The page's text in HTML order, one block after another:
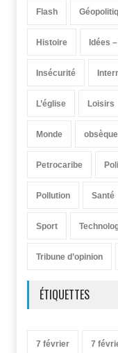
Flash
Histoire Idées
Insécurité
L’église Loisirs
Monde
Petrocaribe
Pollution Santé
Sport
Tribune d’opinion
ÉTIQUETTES
7 février 7